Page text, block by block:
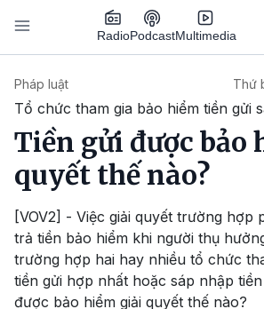
Nhảy đến nội dung
RadioPodcastMultimedia
Pháp luật Thứ
Tổ chức tham gia bảo hiểm tiền gửi
Tiền gửi được bảo
quyết thế nào?
[VOV2] - Việc giải quyết trường hợp
trả tiền bảo hiểm khi người thụ
trường hợp hai hay nhiều tổ chức
tiền gửi hợp nhất hoặc sáp nhập
được bảo hiểm giải quyết thế nào?